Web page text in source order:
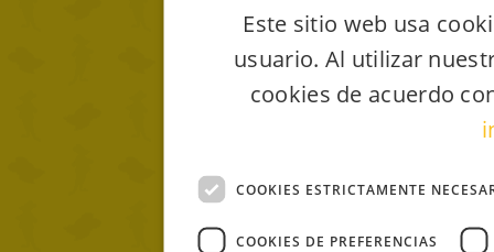
Este sitio web usa
usuario. Al utilizar
cookies de acuerdo
COOKIES ESTRICTAMENTE
COOKIES DE PREFERENCIAS